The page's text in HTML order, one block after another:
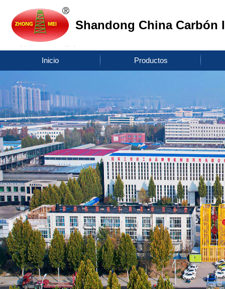
Shandong China Carbón
Inicio Productos